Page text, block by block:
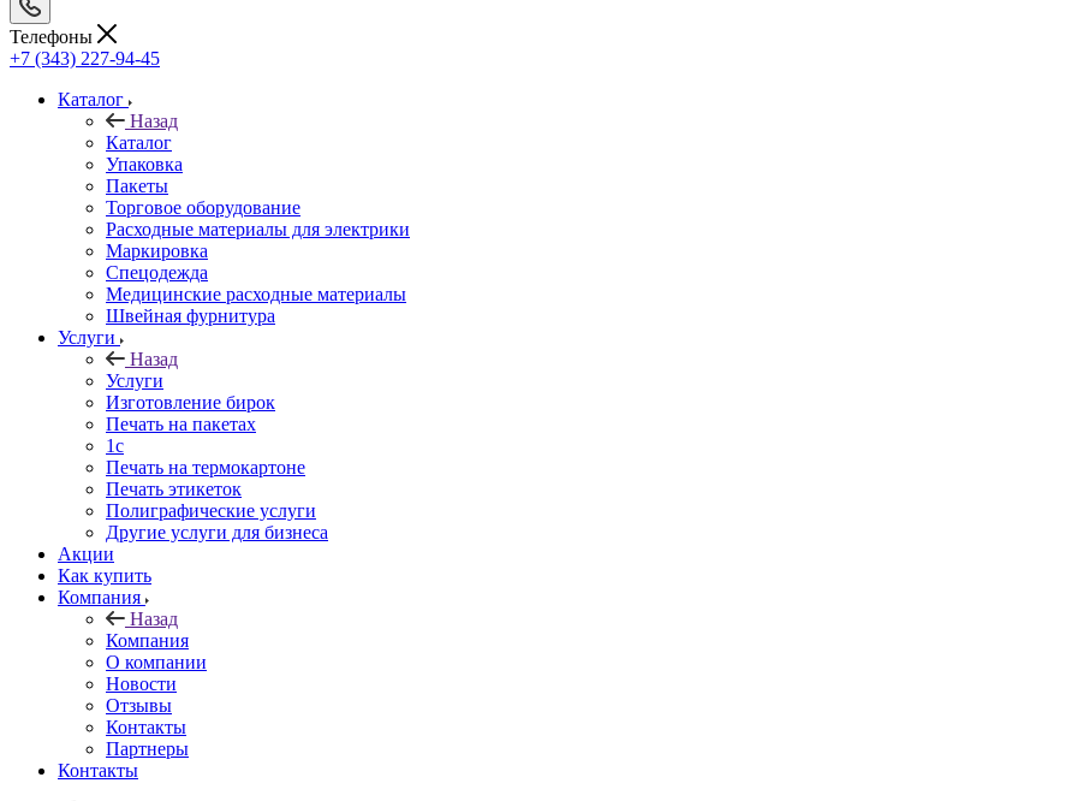
Телефоны
+7 (343) 227-94-45
Каталог
Назад
Каталог
Упаковка
Пакеты
Торговое оборудование
Расходные материалы для электрики
Маркировка
Спецодежда
Медицинские расходные материалы
Швейная фурнитура
Услуги
Назад
Услуги
Изготовление бирок
Печать на пакетах
1c
Печать на термокартоне
Печать этикеток
Полиграфические услуги
Другие услуги для бизнеса
Акции
Как купить
Компания
Назад
Компания
О компании
Новости
Отзывы
Контакты
Партнеры
Контакты